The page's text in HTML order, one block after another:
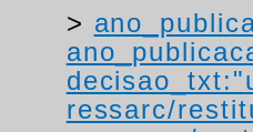
>
ressarc/